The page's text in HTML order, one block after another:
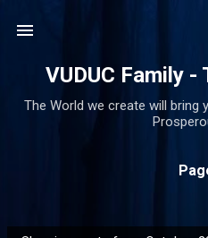
VUDUC Family -
The World we create will bring